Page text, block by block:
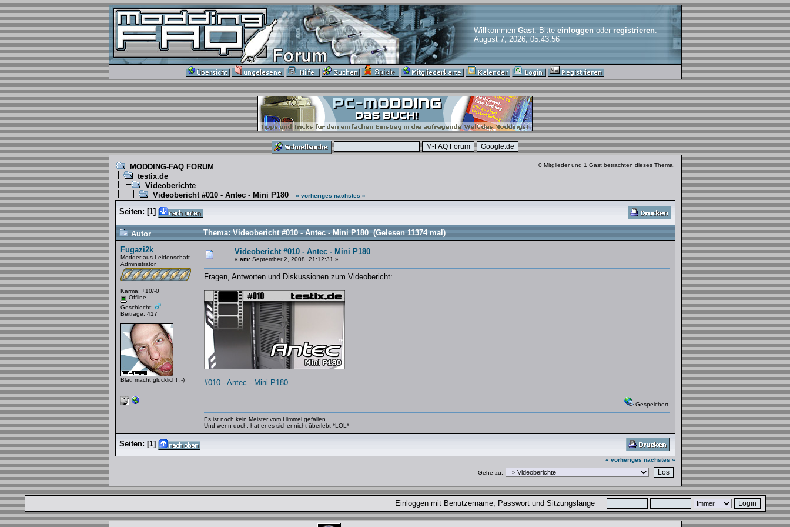
Willkommen Gast. Bitte einloggenoder registrieren.
August 7, 2026, 05:43:56
MODDING-FAQ FORUM
testix.de
Videoberichte
Videobericht #010 - Antec - Mini P180
« vorheriges nächstes »
0 Mitglieder und 1 Gast betrachten dieses Thema.
Seiten: [1]
Autor
Thema: Videobericht #010 - Antec - Mini P180 (Gelesen 11374 mal)
Fugazi2k
Modder aus Leidenschaft
Administrator
Karma: +10/-0
Offline
Geschlecht:
Beiträge: 417
Blau macht glücklich! ;-)
Videobericht #010 - Antec - Mini P180
« am:September 2, 2008, 21:12:31 »
Fragen, Antworten und Diskussionen zum Videobericht:
#010 - Antec - Mini P180
Gespeichert
Es ist noch kein Meister vom Himmel gefallen...
Und wenn doch, hat er es sicher nicht überlebt *LOL*
Seiten: [1]
« vorheriges nächstes »
Gehe zu:
Einloggen mit Benutzername, Passwort und Sitzungslänge